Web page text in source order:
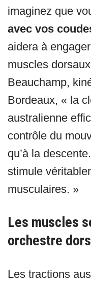
imaginez que
avec vos
aidera à
muscles
Beauchamp,
Bordeaux, « la
australienne
contrôle du
qu’à la
stimule
musculaires. »
Les muscles
orchestre
Les tractions